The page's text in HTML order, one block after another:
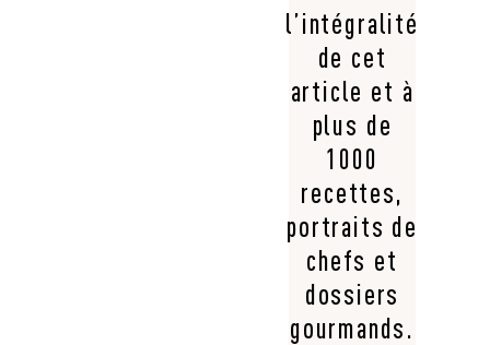
l’intégralité
de cet
article et à
plus de
1000
recettes,
portraits de
chefs et
dossiers
gourmands.